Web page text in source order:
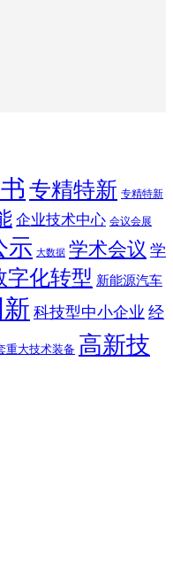
专精特新 专精特新
企业技术中心 会议会展
示 大数据 学术会议 学
字化转型 新能源汽车
科技型中小企业 经
重大技术装备 高新技